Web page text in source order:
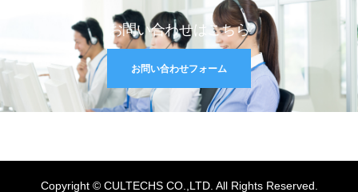
お問い合わせはこちら
お問い合わせフォーム
Copyright © CULTECHS CO.,LTD. All Rights Reserved.